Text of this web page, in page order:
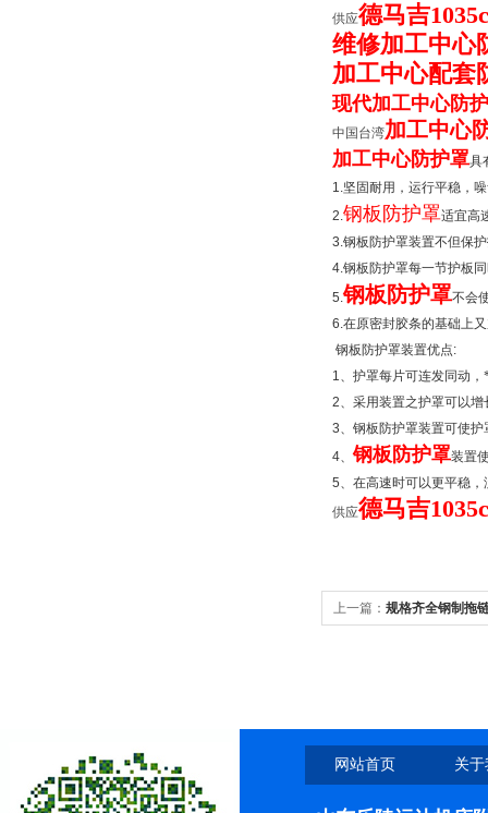
供应德马吉
维修加工中心
加工中心配套
现代加工中心防
中国台湾加工中心
加工中心防护罩具
1.坚固耐用，运行平稳，
2.钢板防护罩适宜高
3.钢板防护罩装置不但保
4.钢板防护罩每一节护板
5.钢板防护罩不会
6.在原密封胶条的基础上
钢板防护罩装置优点:
1、护罩每片可连发同动
2、采用装置之护罩可以增
3、钢板防护罩装置可使
4、钢板防护罩装置
5、在高速时可以更平稳
供应德马吉
上一篇： 规格齐全钢制拖
网站首页 关